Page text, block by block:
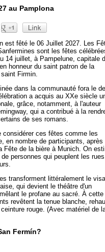
au Pamplona
est fêté le 06 Juillet 2027. Les
sont les fêtes
14 juillet, à Pampelune, capitale
honneur du saint patron de la
Firmin.
dans la communauté fora le
a acquis au XXe siècle
grâce, notamment, à l'auteur
qui a contribué à la
de ses romans.
considérer ces fêtes comme les
en nombre de participants, après
Fête de la bière à Munich. On
personnes qui peuplent les
transforment littéralement le
qui devient le théâtre d'un
le profane au sacré. À cette
revêtent la tenue blanche,
rouge. (Avec matériel de
Fermín?